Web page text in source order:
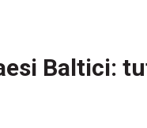
Baltici: